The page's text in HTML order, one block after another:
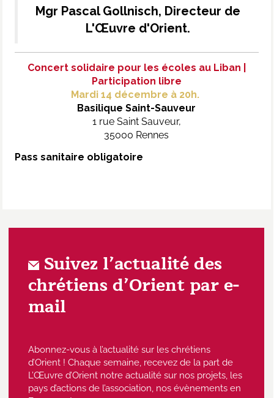
Mgr Pascal Gollnisch, Directeur de
L'Œuvre d'Orient.
Concert solidaire pour les écoles au Liban |
Participation libre
Mardi 14 décembre à 20h.
Basilique Saint-Sauveur
1 rue Saint Sauveur,
35000 Rennes
Pass sanitaire obligatoire
Suivez l’actualité des
chrétiens d’Orient par e-
mail
Abonnez-vous à l’actualité sur les chrétiens
d’Orient ! Chaque semaine, recevez de la part de
L’Œuvre d’Orient notre actualité sur nos projets, les
pays d’actions de l’association, nos évènements en